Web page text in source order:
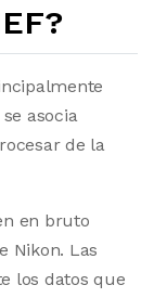
asocia
de la
en bruto
Nikon. Las
los datos que